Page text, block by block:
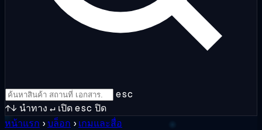
esc
↑↓ นำทาง ↵ เปิดesc ปิด
หน้าแรก ›บล็อก › เกมและสื่อ